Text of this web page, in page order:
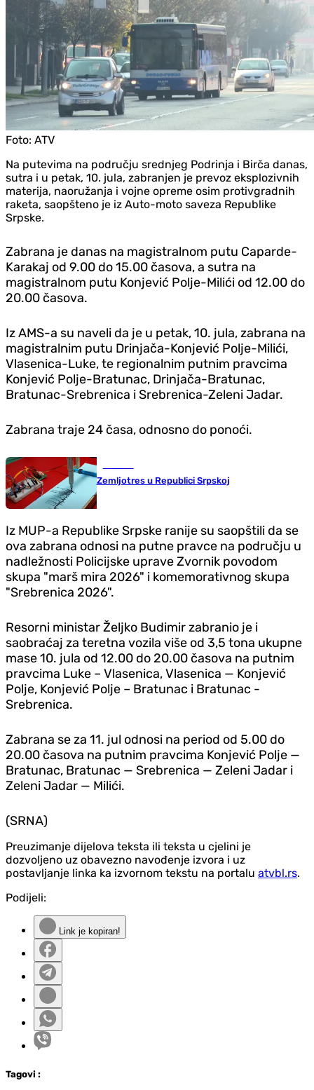
Foto: ATV
Na putevima na području srednjeg Podrinja i Birča danas,
sutra i u petak, 10. jula, zabranjen je prevoz eksplozivnih
materija, naoružanja i vojne opreme osim protivgradnih
raketa, saopšteno je iz Auto-moto saveza Republike
Srpske.
Zabrana je danas na magistralnom putu Caparde-
Karakaj od 9.00 do 15.00 časova, a sutra na
magistralnom putu Konjević Polje-Milići od 12.00 do
20.00 časova.
Iz AMS-a su naveli da je u petak, 10. jula, zabrana na
magistralnim putu Drinjača-Konjević Polje-Milići,
Vlasenica-Luke, te regionalnim putnim pravcima
Konjević Polje-Bratunac, Drinjača-Bratunac,
Bratunac-Srebrenica i Srebrenica-Zeleni Jadar.
Zabrana traje 24 časa, odnosno do ponoći.
Zemljotres u Republici Srpskoj
Iz MUP-a Republike Srpske ranije su saopštili da se
ova zabrana odnosi na putne pravce na području u
nadležnosti Policijske uprave Zvornik povodom
skupa "marš mira 2026" i komemorativnog skupa
"Srebrenica 2026".
Resorni ministar Željko Budimir zabranio je i
saobraćaj za teretna vozila više od 3,5 tona ukupne
mase 10. jula od 12.00 do 20.00 časova na putnim
pravcima Luke – Vlasenica, Vlasenica — Konjević
Polje, Konjević Polje – Bratunac i Bratunac -
Srebrenica.
Zabrana se za 11. jul odnosi na period od 5.00 do
20.00 časova na putnim pravcima Konjević Polje —
Bratunac, Bratunac — Srebrenica — Zeleni Jadar i
Zeleni Jadar — Milići.
(SRNA)
Preuzimanje dijelova teksta ili teksta u cjelini je
dozvoljeno uz obavezno navođenje izvora i uz
postavljanje linka ka izvornom tekstu na portalu atvbl.rs.
Podijeli:
Link je kopiran!
Tagovi :